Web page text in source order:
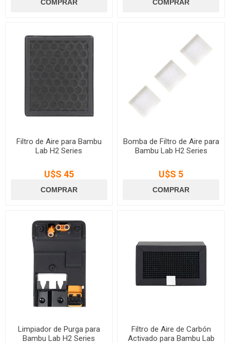
Filtro de Aire para Bambu
Lab H2 Series
U$S 45
Bomba de Filtro de Aire para
Bambu Lab H2 Series
U$S 5
Limpiador de Purga para
Bambu Lab H2 Series
Filtro de Aire de Carbón
Activado para Bambu Lab